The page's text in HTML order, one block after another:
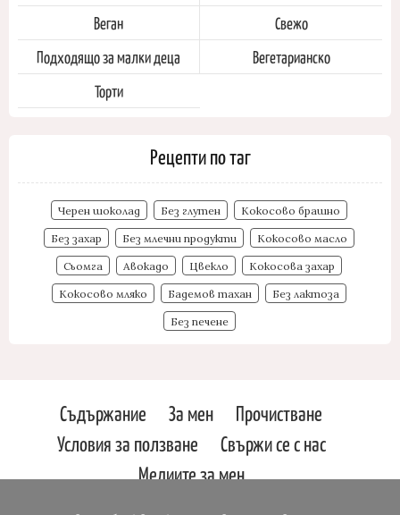
Веган
Свежо
Подходящо за малки деца
Вегетарианско
Торти
Рецепти по таг
Черен шоколад Без глутен Кокосово брашно
Без захар Без млечни продукти Кокосово масло
Сьомга Авокадо Цвекло Кокосова захар
Кокосово мляко Бадемов тахан Без лактоза
Без печене
Съдържание За мен
Прочистване
Условия за ползване
Свържи се с нас
Медиите за мен